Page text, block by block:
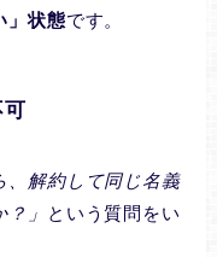
」状態です。
可
、解約して同じ名義
」 という質問をい